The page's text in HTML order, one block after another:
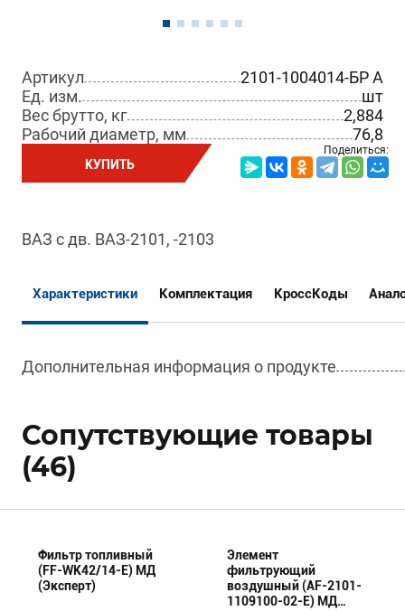
Артикул
2101-1004014-БР A
Ед. изм.
шт
Вес брутто, кг
2,884
Рабочий диаметр, мм
76,8
КУПИТЬ
Поделиться:
ВАЗ с дв. ВАЗ-2101, -2103
Характеристики Комплектация КроссКоды
Дополнительная информация о продукте
Сопутствующие товары
(46)
Фильтр топливный
(FF-WK42/14-E) МД
(Эксперт)
Элемент
фильтрующий
воздушный (AF-2101-
1109100-02-E) МД